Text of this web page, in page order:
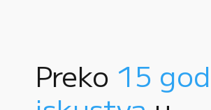
Preko 15